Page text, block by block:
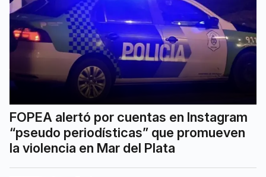
FOPEA alertó por cuentas en Instagram
“pseudo periodísticas” que promueven
la violencia en Mar del Plata